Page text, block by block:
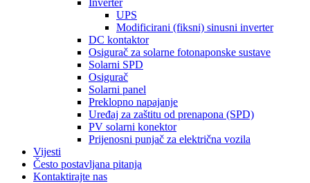
Inverter
UPS
Modificirani (fiksni) sinusni inverter
DC kontaktor
Osigurač za solarne fotonaponske sustave
Solarni SPD
Osigurač
Solarni panel
Preklopno napajanje
Uređaj za zaštitu od prenapona (SPD)
PV solarni konektor
Prijenosni punjač za električna vozila
Vijesti
Često postavljana pitanja
Kontaktirajte nas